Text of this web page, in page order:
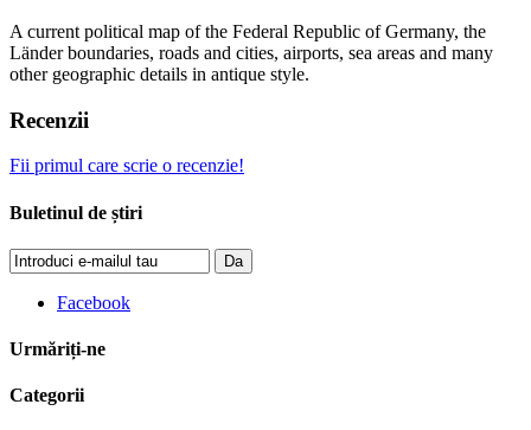
A current political map of the Federal Republic of Germany, the
Länder boundaries, roads and cities, airports, sea areas and many
other geographic details in antique style.
Recenzii
Fii primul care scrie o recenzie!
Buletinul de știri
Da
Facebook
Urmăriți-ne
Categorii